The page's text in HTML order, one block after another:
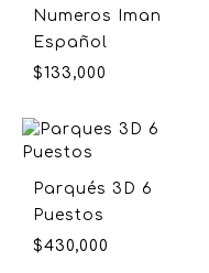
Numeros Iman
Español
$133,000
Parqués 3D 6
Puestos
$430,000